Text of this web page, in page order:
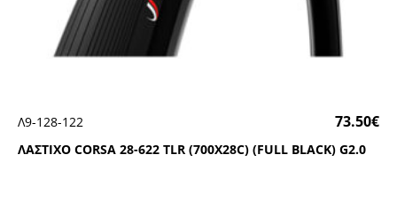
ΛΑΣΤΙΧΟ CΟRSΑ 28-622 ΤLR (700Χ28C) (FULL ΒLΑCΚ) G2.0
Λ9-128-122 73.50€